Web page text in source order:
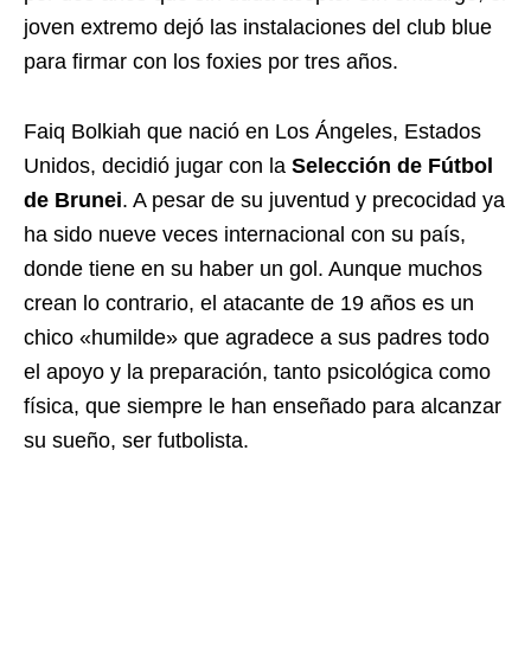
joven extremo dejó las instalaciones del club blue
para firmar con los foxies por tres años.
Faiq Bolkiah que nació en Los Ángeles, Estados
Unidos, decidió jugar con la Selección de Fútbol
de Brunei. A pesar de su juventud y precocidad ya
ha sido nueve veces internacional con su país,
donde tiene en su haber un gol. Aunque muchos
crean lo contrario, el atacante de 19 años es un
chico «humilde» que agradece a sus padres todo
el apoyo y la preparación, tanto psicológica como
física, que siempre le han enseñado para alcanzar
su sueño, ser futbolista.